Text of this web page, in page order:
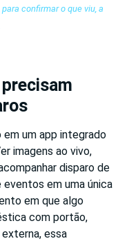
confirmar o que viu, a
um app integrado
imagens ao vivo,
disparo de
em uma única
em que algo
com portão,
essa